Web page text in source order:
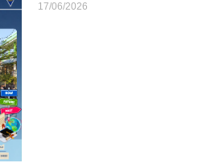
17/06/2026